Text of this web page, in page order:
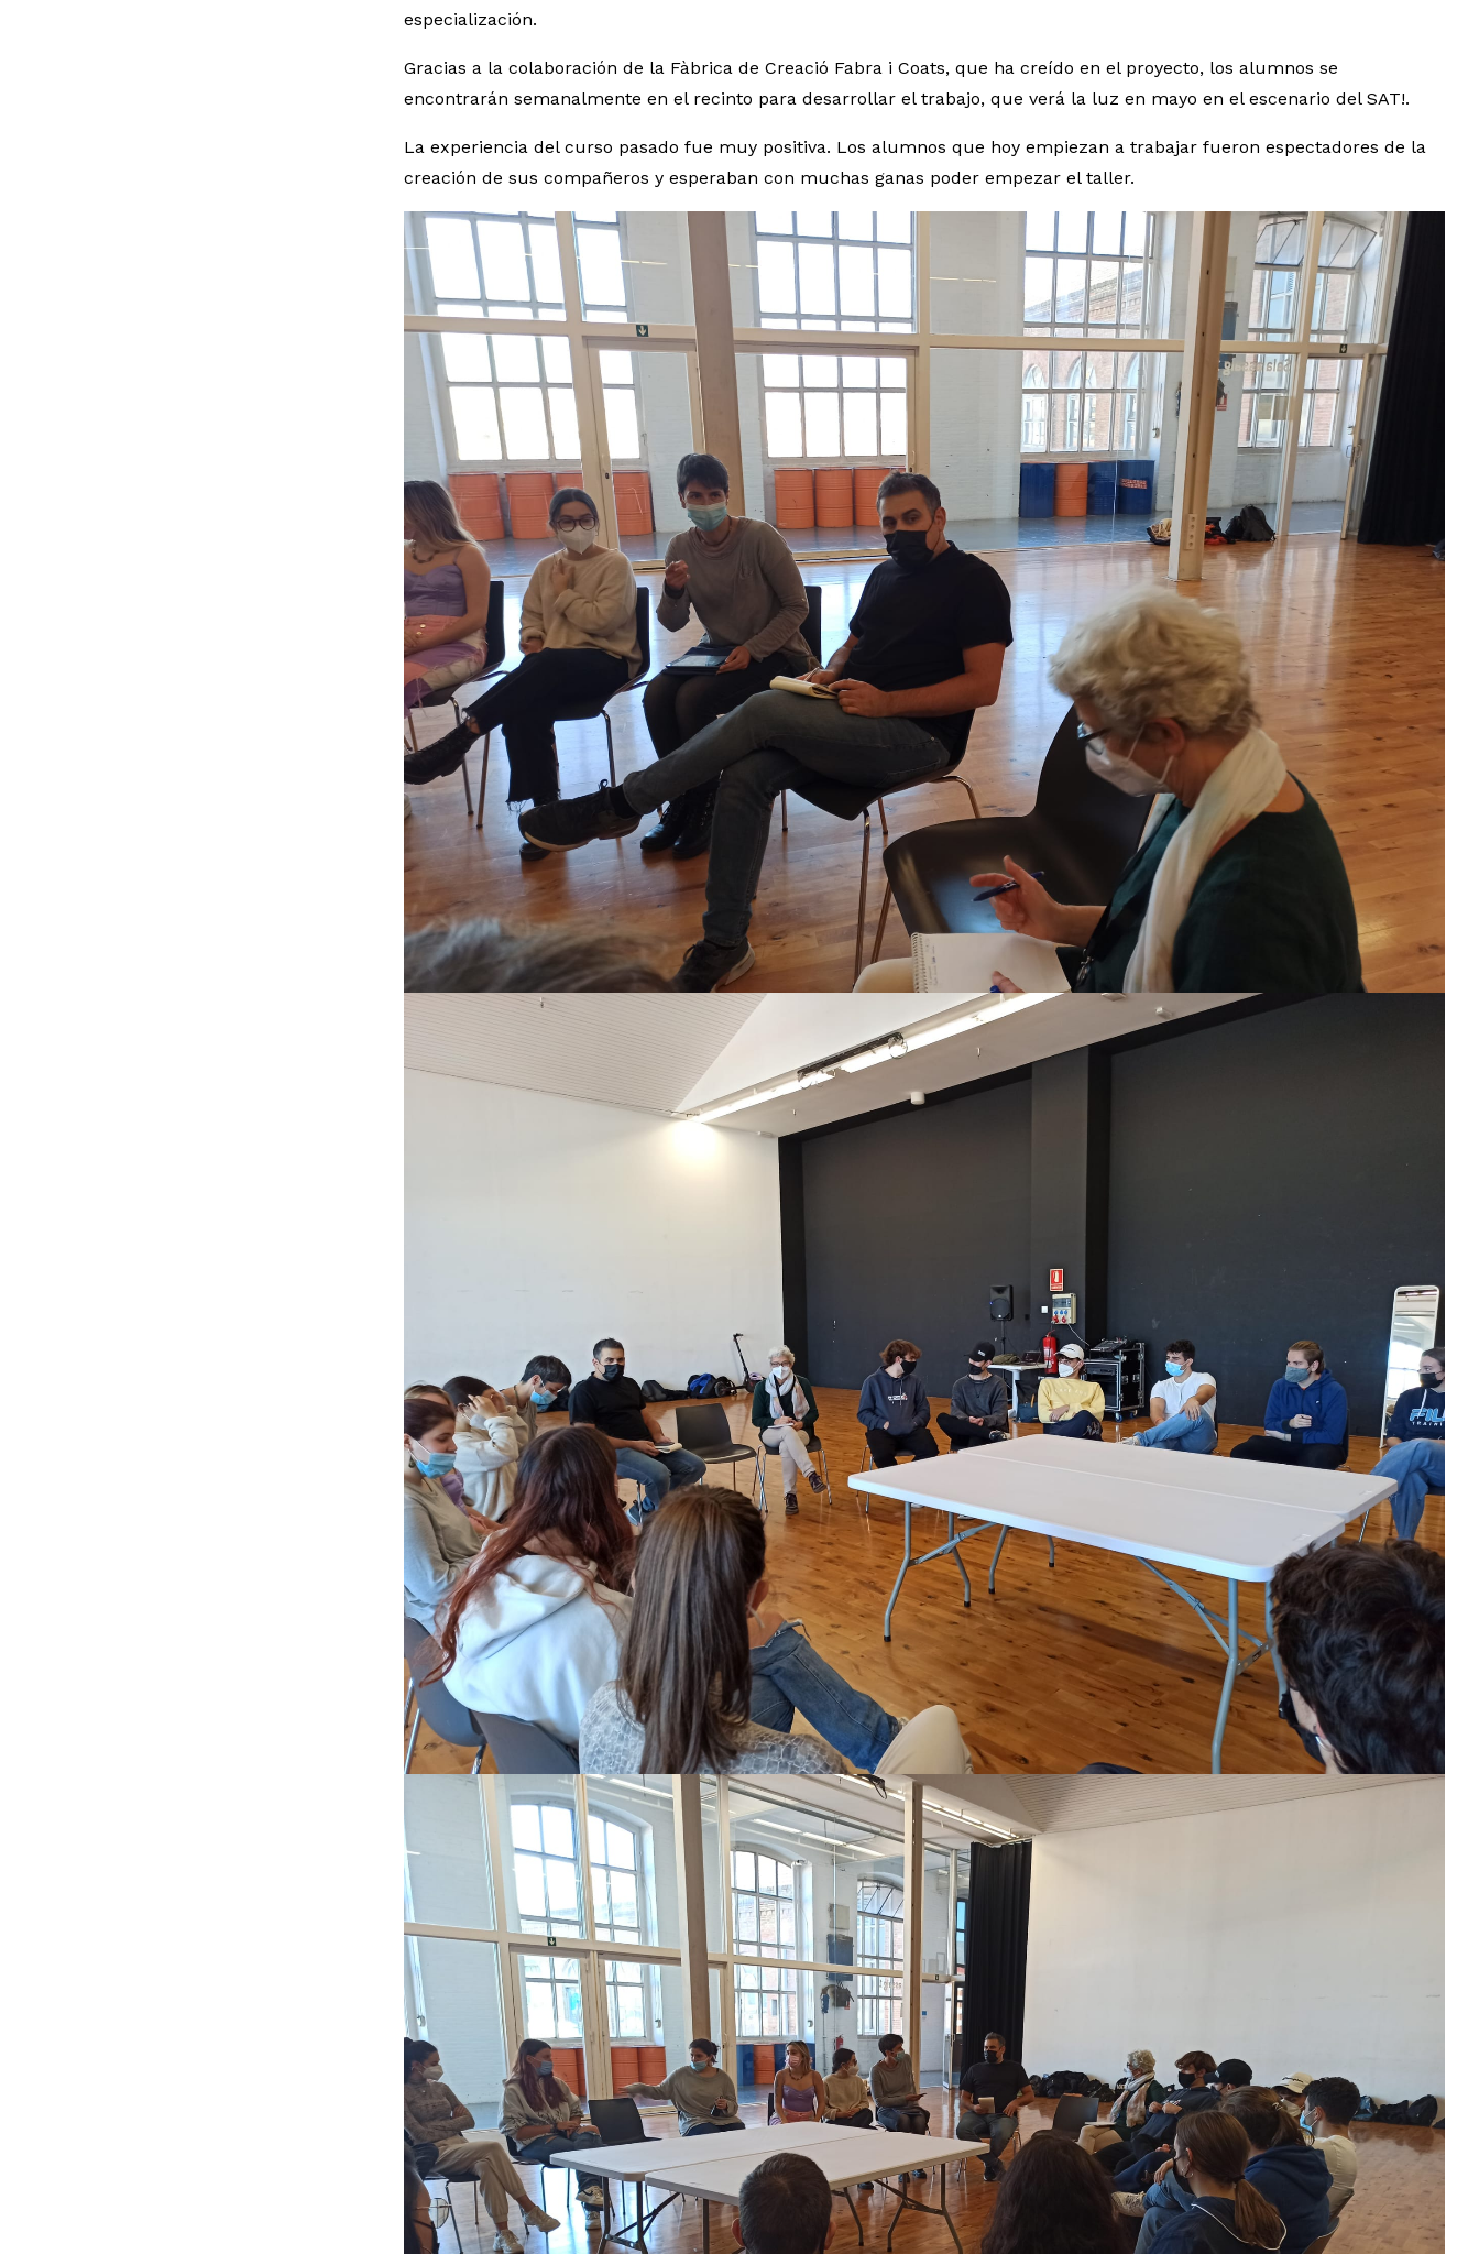
especialización.
Gracias a la colaboración de la Fàbrica de Creació Fabra i Coats, que ha creído en el proyecto, los alumnos se
encontrarán semanalmente en el recinto para desarrollar el trabajo, que verá la luz en mayo en el escenario del SAT!.
La experiencia del curso pasado fue muy positiva. Los alumnos que hoy empiezan a trabajar fueron espectadores de la
creación de sus compañeros y esperaban con muchas ganas poder empezar el taller.